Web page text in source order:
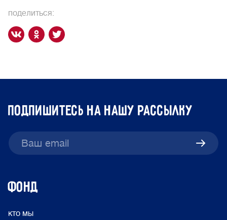
поделиться:
подпишитесь на нашу рассылку
ФОНД
кто мы